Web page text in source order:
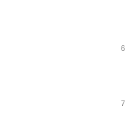
6
7